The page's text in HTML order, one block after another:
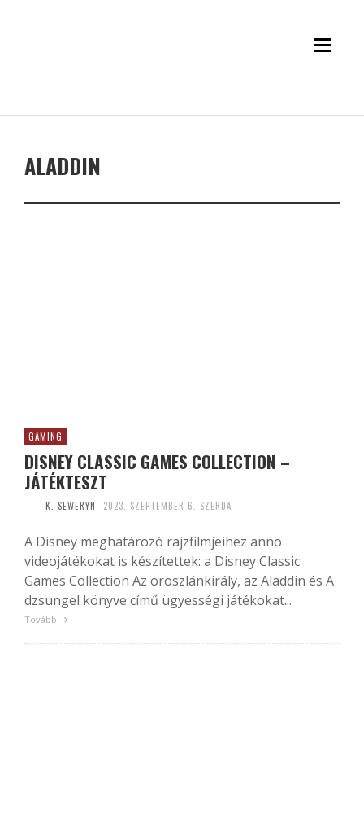
ALADDIN
GAMING
DISNEY CLASSIC GAMES COLLECTION –
JÁTÉKTESZT
K. SEWERYN 2023. SZEPTEMBER 6. SZERDA
A Disney meghatározó rajzfilmjeihez anno
videojátékokat is készítettek: a Disney Classic
Games Collection Az oroszlánkirály, az Aladdin és A
dzsungel könyve című ügyességi játékokat...
Tovább